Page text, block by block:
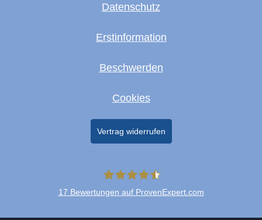
Datenschutz
Erstinformation
Beschwerden
Cookies
Vertrag widerrufen
17 Bewertungen auf ProvenExpert.com